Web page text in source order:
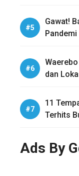
Gawat!
Pandemi
dan
11
Terhits
Ads By